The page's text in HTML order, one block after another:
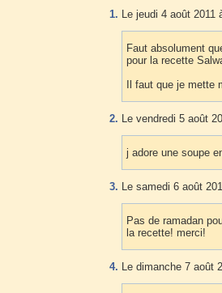
1. Le jeudi 4 août 2011
Faut absolument
pour la recette
Il faut que je mette
2. Le vendredi 5 août
j adore une soupe
3. Le samedi 6 août
Pas de ramadan
la recette! merci!
4. Le dimanche 7 août